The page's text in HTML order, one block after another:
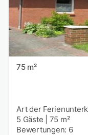
75 m²
Art der
5 Gäste
75 m²
Bewertungen: 6